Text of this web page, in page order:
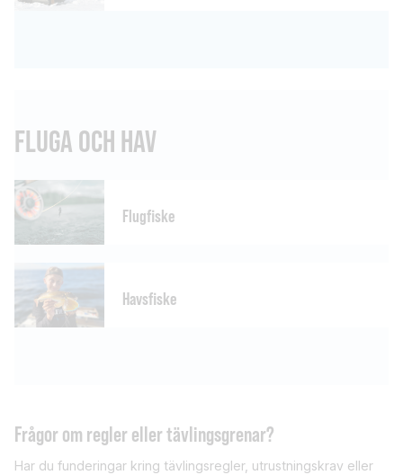
FLUGA OCH HAV
Flugfiske
Havsfiske
Frågor om regler eller tävlingsgrenar?
Har du funderingar kring tävlingsregler, utrustningskrav eller